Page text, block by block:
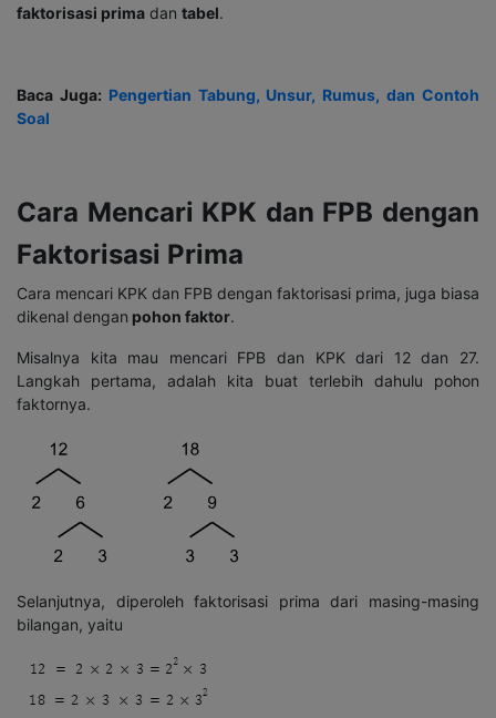
faktorisasi prima dan tabel.
Baca Juga: Pengertian Tabung, Unsur, Rumus, dan Contoh
Soal
Cara Mencari KPK dan FPB dengan
Faktorisasi Prima
Cara mencari KPK dan FPB dengan faktorisasi prima, juga biasa
dikenal dengan pohon faktor.
Misalnya kita mau mencari FPB dan KPK dari 12 dan 27.
Langkah pertama, adalah kita buat terlebih dahulu pohon
faktornya.
Selanjutnya, diperoleh faktorisasi prima dari masing-masing
bilangan, yaitu